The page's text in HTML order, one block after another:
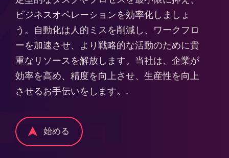
ビジネスオペレーションを効率化しましょ
う。自動化は人的ミスを削減し、ワークフロ
ーを加速させ、より戦略的な活動のために貴
重なリソースを解放します。当社は、企業が
効率を高め、精度を向上させ、生産性を向上
させるお手伝いをします。.
始める